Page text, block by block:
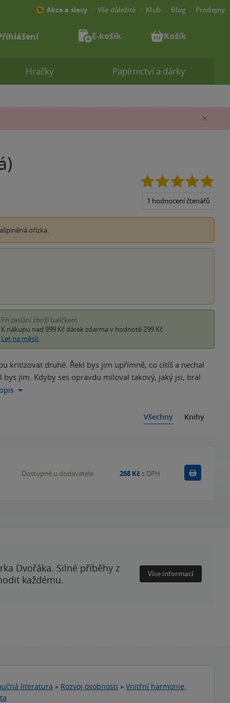
1 hodnocení čtenářů
ořízka.
Při zaslání zboží balíčkem
K nákupu nad 999 Kč dárek zdarma v hodnotě 299 Kč
Let na měsíc
kritizovat druhé. Řekl bys jim upřímně, co cítíš a nechal
jim. Kdyby ses opravdu miloval takový, jaký jsi, bral
Všechny Knihy
Dostupné u dodavatele 268 Kč s DPH
Dvořáka. Silné příběhy z
každému.
Více informací
literatura » Rozvoj osobnosti »Vnitřní harmonie,
Hračky Papírnictví a dárky
Akce a slevy Vše důležité Klub Blog Prodejny
E-košík Košík